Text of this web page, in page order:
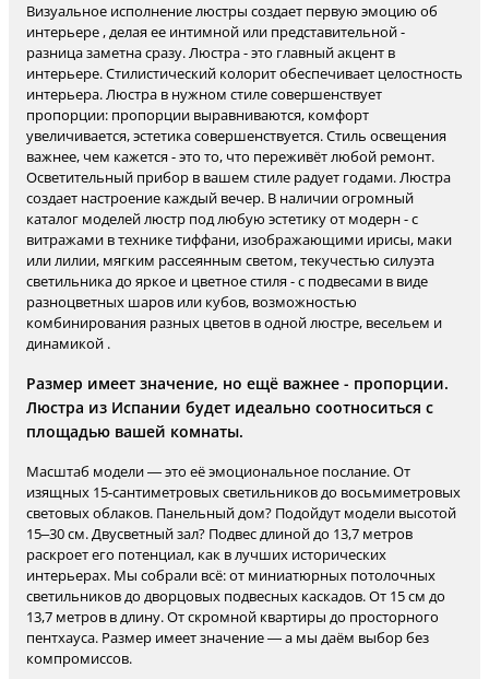
Визуальное исполнение люстры создает первую эмоцию об
интерьере , делая ее интимной или представительной -
разница заметна сразу. Люстра - это главный акцент в
интерьере. Стилистический колорит обеспечивает целостность
интерьера. Люстра в нужном стиле совершенствует
пропорции: пропорции выравниваются, комфорт
увеличивается, эстетика совершенствуется. Стиль освещения
важнее, чем кажется - это то, что переживёт любой ремонт.
Осветительный прибор в вашем стиле радует годами. Люстра
создает настроение каждый вечер. В наличии огромный
каталог моделей люстр под любую эстетику от модерн - с
витражами в технике тиффани, изображающими ирисы, маки
или лилии, мягким рассеянным светом, текучестью силуэта
светильника до яркое и цветное стиля - с подвесами в виде
разноцветных шаров или кубов, возможностью
комбинирования разных цветов в одной люстре, весельем и
динамикой .
Размер имеет значение, но ещё важнее - пропорции.
Люстра из Испании будет идеально соотноситься с
площадью вашей комнаты.
Масштаб модели — это её эмоциональное послание. От
изящных 15-сантиметровых светильников до восьмиметровых
световых облаков. Панельный дом? Подойдут модели высотой
15–30 см. Двусветный зал? Подвес длиной до 13,7 метров
раскроет его потенциал, как в лучших исторических
интерьерах. Мы собрали всё: от миниатюрных потолочных
светильников до дворцовых подвесных каскадов. От 15 см до
13,7 метров в длину. От скромной квартиры до просторного
пентхауса. Размер имеет значение — а мы даём выбор без
компромиссов.